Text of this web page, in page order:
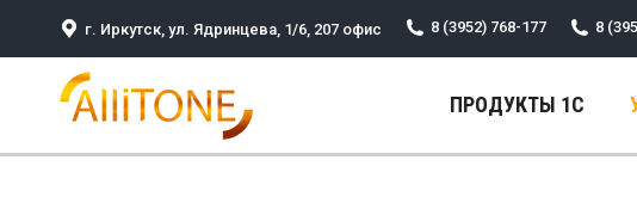
г. Иркутск, ул. Ядринцева, 1/6, 207 офис 8 (3952) 768-177 8
ПРОДУКТЫ 1С